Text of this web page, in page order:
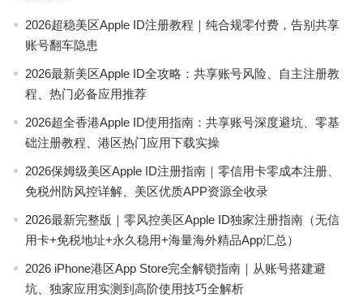
2026超稳美区Apple ID注册教程｜纯合规零付费，告别共享
账号翻车隐患
2026最新美区Apple ID全攻略：共享账号风险、自主注册教
程、热门必备应用推荐
2026超全香港Apple ID使用指南：共享账号深度避坑、零基
础注册教程、港区热门应用下载实操
2026保姆级美区Apple ID注册指南｜零信用卡零成本注册、
免税州防风控详解、美区优质APP资源全收录
2026最新完整版｜零风控美区Apple ID独家注册指南（无信
用卡+免税地址+永久稳用+海量海外精品App汇总）
2026 iPhone港区App Store完全解锁指南｜从账号搭建避
坑、独家应用实测到高阶使用技巧全解析